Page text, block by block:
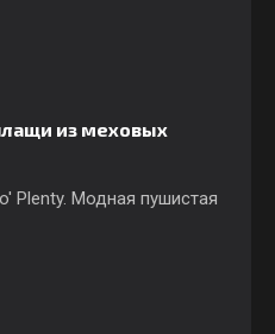
из меховых
Plenty. Модная пушистая